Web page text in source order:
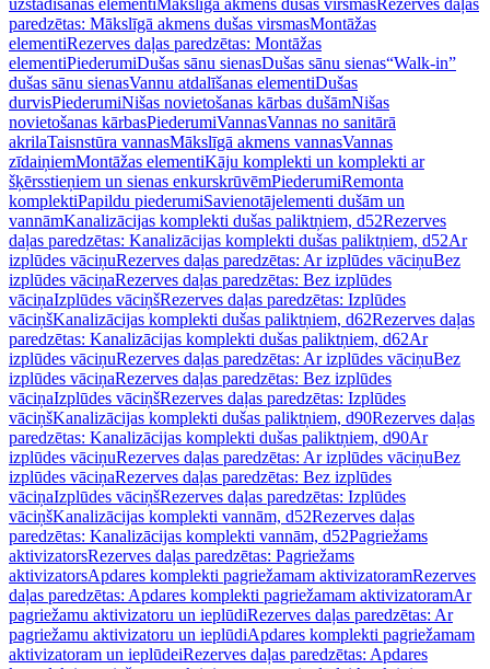
uzstādīšanas elementiMākslīgā akmens dušas virsmasRezerves daļas
paredzētas: Mākslīgā akmens dušas virsmasMontāžas
elementiRezerves daļas paredzētas: Montāžas
elementiPiederumiDušas sānu sienasDušas sānu sienas“Walk-in”
dušas sānu sienasVannu atdalīšanas elementiDušas
durvisPiederumiNišas novietošanas kārbas dušāmNišas
novietošanas kārbasPiederumiVannasVannas no sanitārā
akrilaTaisnstūra vannasMākslīgā akmens vannasVannas
zīdaiņiemMontāžas elementiKāju komplekti un komplekti ar
šķērsstieņiem un sienas enkurskrūvēmPiederumiRemonta
komplektiPapildu piederumiSavienotājelementi dušām un
vannāmKanalizācijas komplekti dušas paliktņiem, d52Rezerves
daļas paredzētas: Kanalizācijas komplekti dušas paliktņiem, d52Ar
izplūdes vāciņuRezerves daļas paredzētas: Ar izplūdes vāciņuBez
izplūdes vāciņaRezerves daļas paredzētas: Bez izplūdes
vāciņaIzplūdes vāciņšRezerves daļas paredzētas: Izplūdes
vāciņšKanalizācijas komplekti dušas paliktņiem, d62Rezerves daļas
paredzētas: Kanalizācijas komplekti dušas paliktņiem, d62Ar
izplūdes vāciņuRezerves daļas paredzētas: Ar izplūdes vāciņuBez
izplūdes vāciņaRezerves daļas paredzētas: Bez izplūdes
vāciņaIzplūdes vāciņšRezerves daļas paredzētas: Izplūdes
vāciņšKanalizācijas komplekti dušas paliktņiem, d90Rezerves daļas
paredzētas: Kanalizācijas komplekti dušas paliktņiem, d90Ar
izplūdes vāciņuRezerves daļas paredzētas: Ar izplūdes vāciņuBez
izplūdes vāciņaRezerves daļas paredzētas: Bez izplūdes
vāciņaIzplūdes vāciņšRezerves daļas paredzētas: Izplūdes
vāciņšKanalizācijas komplekti vannām, d52Rezerves daļas
paredzētas: Kanalizācijas komplekti vannām, d52Pagriežams
aktivizatorsRezerves daļas paredzētas: Pagriežams
aktivizatorsApdares komplekti pagriežamam aktivizatoramRezerves
daļas paredzētas: Apdares komplekti pagriežamam aktivizatoramAr
pagriežamu aktivizatoru un ieplūdiRezerves daļas paredzētas: Ar
pagriežamu aktivizatoru un ieplūdiApdares komplekti pagriežamam
aktivizatoram un ieplūdeiRezerves daļas paredzētas: Apdares